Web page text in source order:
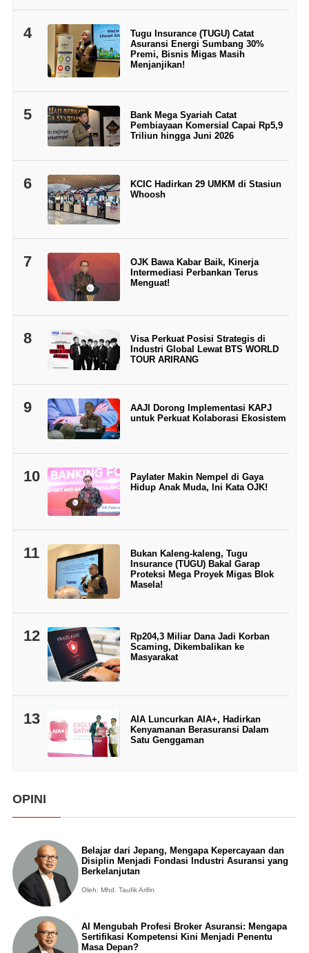
4
Tugu Insurance (TUGU) Catat
Asuransi Energi Sumbang 30%
Premi, Bisnis Migas Masih
Menjanjikan!
5
Bank Mega Syariah Catat
Pembiayaan Komersial Capai Rp5,9
Triliun hingga Juni 2026
6
KCIC Hadirkan 29 UMKM di Stasiun
Whoosh
7
OJK Bawa Kabar Baik, Kinerja
Intermediasi Perbankan Terus
Menguat!
8
Visa Perkuat Posisi Strategis di
Industri Global Lewat BTS WORLD
TOUR ARIRANG
9
AAJI Dorong Implementasi KAPJ
untuk Perkuat Kolaborasi Ekosistem
10
Paylater Makin Nempel di Gaya
Hidup Anak Muda, Ini Kata OJK!
11
Bukan Kaleng-kaleng, Tugu
Insurance (TUGU) Bakal Garap
Proteksi Mega Proyek Migas Blok
Masela!
12
Rp204,3 Miliar Dana Jadi Korban
Scaming, Dikembalikan ke
Masyarakat
13
AIA Luncurkan AIA+, Hadirkan
Kenyamanan Berasuransi Dalam
Satu Genggaman
OPINI
Belajar dari Jepang, Mengapa Kepercayaan dan
Disiplin Menjadi Fondasi Industri Asuransi yang
Berkelanjutan
Oleh: Mhd. Taufik Arifin
AI Mengubah Profesi Broker Asuransi: Mengapa
Sertifikasi Kompetensi Kini Menjadi Penentu
Masa Depan?